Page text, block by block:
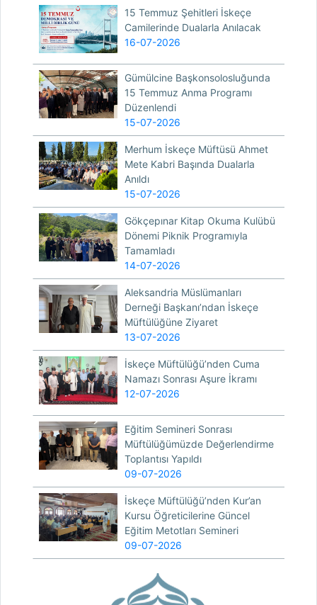
15 Temmuz Şehitleri İskeçe
Camilerinde Dualarla Anılacak
16-07-2026
Gümülcine Başkonsolosluğunda
15 Temmuz Anma Programı
Düzenlendi
15-07-2026
Merhum İskeçe Müftüsü Ahmet
Mete Kabri Başında Dualarla
Anıldı
15-07-2026
Gökçepınar Kitap Okuma Kulübü
Dönemi Piknik Programıyla
Tamamladı
14-07-2026
Aleksandria Müslümanları
Derneği Başkanı’ndan İskeçe
Müftülüğüne Ziyaret
13-07-2026
İskeçe Müftülüğü’nden Cuma
Namazı Sonrası Aşure İkramı
12-07-2026
Eğitim Semineri Sonrası
Müftülüğümüzde Değerlendirme
Toplantısı Yapıldı
09-07-2026
İskeçe Müftülüğü’nden Kur’an
Kursu Öğreticilerine Güncel
Eğitim Metotları Semineri
09-07-2026